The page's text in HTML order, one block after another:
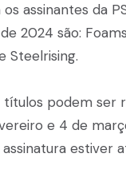
assinantes da
2024 são:
Steelrising.
títulos podem ser
e 4 de
estiver